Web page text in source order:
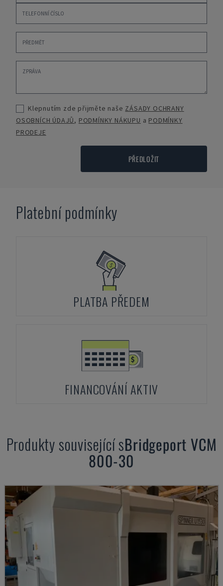
Klepnutím zde přijměte naše ZÁSADY OCHRANY
OSOBNÍCH ÚDAJŮ, PODMÍNKY NÁKUPU a PODMÍNKY
PRODEJE
PŘEDLOŽIT
Platební podmínky
PLATBA PŘEDEM
FINANCOVÁNÍ AKTIV
Produkty související sBridgeport VCM
800-30